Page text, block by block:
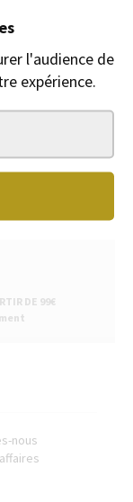
l'audience de
expérience.
DE 99€
nous